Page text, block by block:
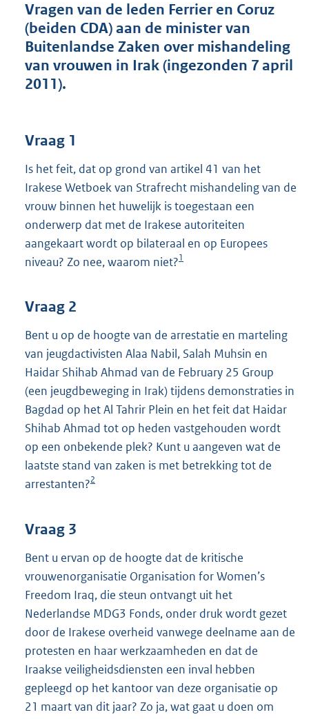
d
s
g
r
o
3
9
K
b
Vragen van de leden Ferrier en Coruz
(beiden CDA) aan de minister van
Buitenlandse Zaken over mishandeling
van vrouwen in Irak (ingezonden 7 april
2011).
Vraag 1
Is het feit, dat op grond van artikel 41 van het
Irakese Wetboek van Strafrecht mishandeling van de
vrouw binnen het huwelijk is toegestaan een
onderwerp dat met de Irakese autoriteiten
aangekaart wordt op bilateraal en op Europees
niveau? Zo nee, waarom niet?1
Vraag 2
Bent u op de hoogte van de arrestatie en marteling
van jeugdactivisten Alaa Nabil, Salah Muhsin en
Haidar Shihab Ahmad van de February 25 Group
(een jeugdbeweging in Irak) tijdens demonstraties in
Bagdad op het Al Tahrir Plein en het feit dat Haidar
Shihab Ahmad tot op heden vastgehouden wordt
op een onbekende plek? Kunt u aangeven wat de
laatste stand van zaken is met betrekking tot de
arrestanten?2
Vraag 3
Bent u ervan op de hoogte dat de kritische
vrouwenorganisatie Organisation for Women’s
Freedom Iraq, die steun ontvangt uit het
Nederlandse MDG3 Fonds, onder druk wordt gezet
door de Irakese overheid vanwege deelname aan de
protesten en haar werkzaamheden en dat de
Iraakse veiligheidsdiensten een inval hebben
gepleegd op het kantoor van deze organisatie op
21 maart van dit jaar? Zo ja, wat gaat u doen om